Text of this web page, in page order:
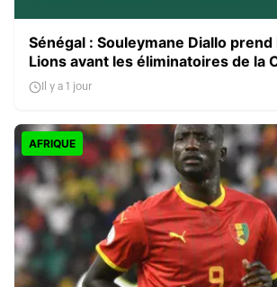
Sénégal : Souleymane Diallo prend
Lions avant les éliminatoires de la
Il y a 1 jour
AFRIQUE